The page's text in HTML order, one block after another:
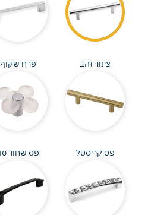
צינור זהב פרח שקוף
פס קריסטל פס שחור 30